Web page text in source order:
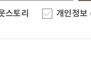
스토리 개인정보